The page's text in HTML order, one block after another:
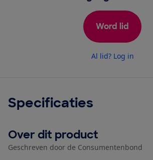
Word lid
Al lid? Log in
Specificaties
Over dit product
Geschreven door de Consumentenbond